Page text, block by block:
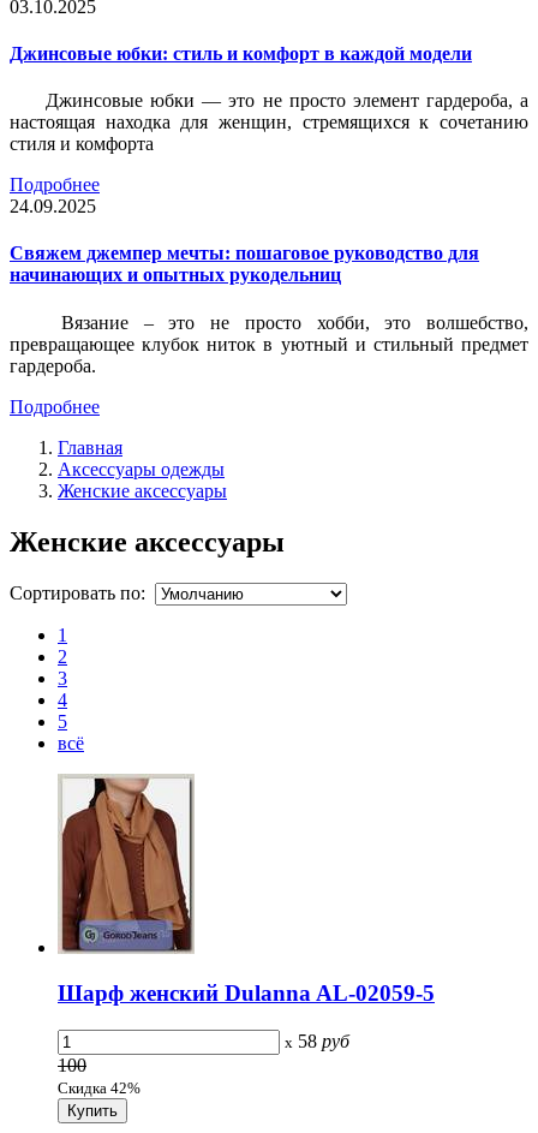
03.10.2025
Джинсовые юбки: стиль и комфорт в каждой модели
Джинсовые юбки — это не просто элемент гардероба, а
настоящая находка для женщин, стремящихся к сочетанию
стиля и комфорта
Подробнее
24.09.2025
Свяжем джемпер мечты: пошаговое руководство для
начинающих и опытных рукодельниц
Вязание – это не просто хобби, это волшебство,
превращающее клубок ниток в уютный и стильный предмет
гардероба.
Подробнее
Главная
Аксессуары одежды
Женские аксессуары
Женские аксессуары
Сортировать по:
1
2
3
4
5
всё
Шарф женский Dulanna AL-02059-5
x 58 руб
100
Скидка 42%